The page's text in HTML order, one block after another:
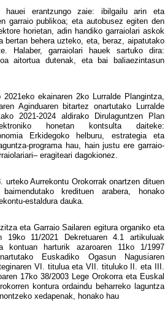
hauei erantzungo zaie: ibilgailu arin eta
garraio publikoa; eta autobusez egiten den
horietan, adin handiko garraiolari askok
bertan behera uzteko, eta, beraz, aipatutako
Halaber, garraiolari hauek sartuko dira:
aitortua dutenak, eta bai baliaezintasun
2021eko ekainaren 2ko Lurralde Plangintza,
Aginduaren bitartez onartutako Lurralde
2021-2024 aldirako Dirulaguntzen Plan
honetan kontsulta daiteke:
Erkidegoko helburu, estrategia eta
programa hau, hain justu ere garraio-
eragiteari dagokionez.
urteko Aurrekontu Orokorrak onartzen dituen
kredituen arabera, honako
estaldura dauka.
eta Garraio Sailaren egitura organiko eta
19ko 11/2021 Dekretuaren 4.1 artikuluak
kontuan harturik azaroaren 11ko 1/1997
Euskadiko Ogasun Nagusiaren
VI. titulua eta VII. tituluko II. eta III.
17ko 38/2003 Lege Orokorra eta Euskal
kontura ordaindu beharreko laguntza
xedapenak, honako hau